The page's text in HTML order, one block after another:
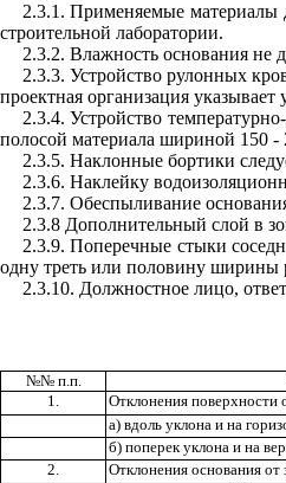
2.3.1. Применяемые материалы
строительной лаборатории.
2.3.2. Влажность основания не
2.3.3. Устройство рулонных
проектная организация
2.3.4. Устройство
полосой материала шириной 150
2.3.5. Наклонные бортики
2.3.6. Наклейку
2.3.7. Обеспыливание
2.3.8 Дополнительный слой в
2.3.9. Поперечные стыки
одну треть или половину ширины
2.3.10. Должностное лицо,
№№ п.п.
1.
Отклонения поверхности
а) вдоль уклона и на
б) поперек уклона и на
2.
Отклонения основания от